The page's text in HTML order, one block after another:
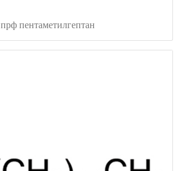
прф пентаметилгептан